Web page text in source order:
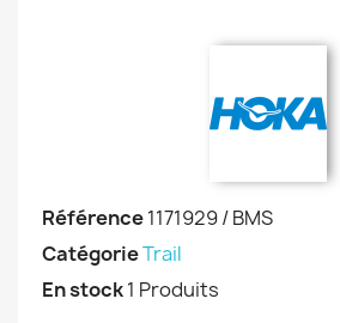
Référence1171929 / BMS
CatégorieTrail
En stock1 Produits